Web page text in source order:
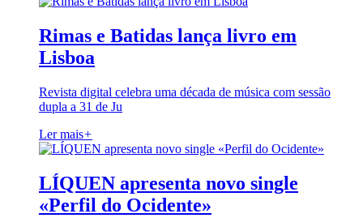
Rimas e Batidas lança livro em
Lisboa
Revista digital celebra uma década de música com sessão
dupla a 31 de Ju
Ler mais+
LÍQUEN apresenta novo single
«Perfil do Ocidente»